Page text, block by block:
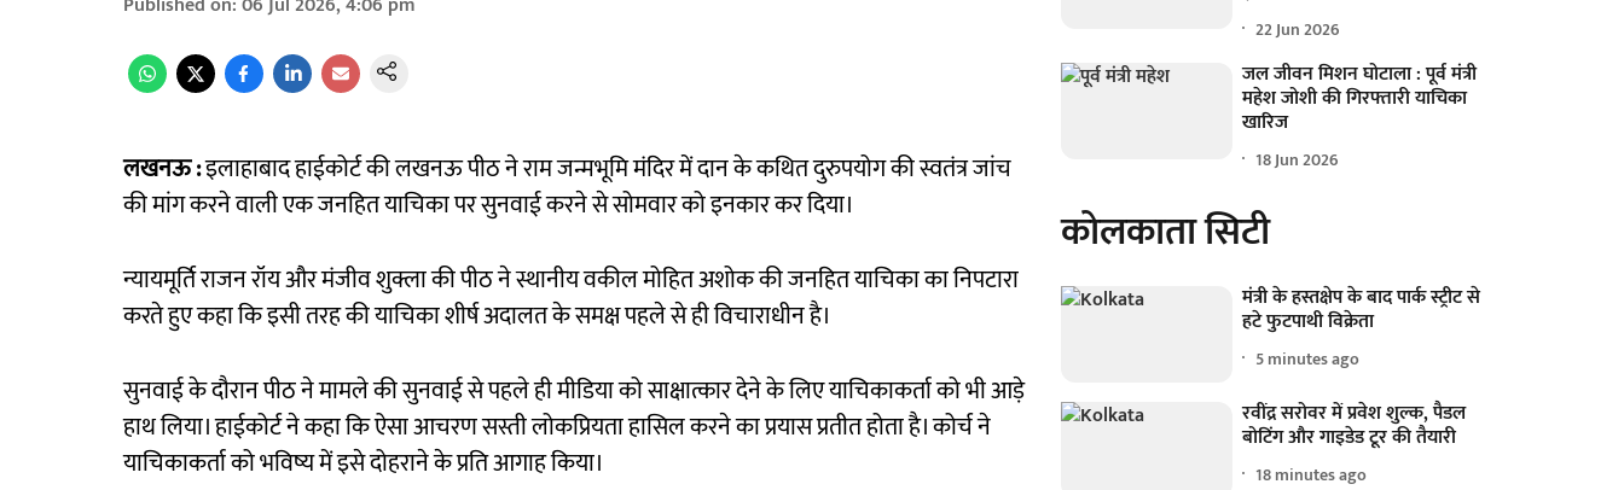
लखनऊ :इलाहाबाद हाईकोर्ट की लखनऊ पीठ ने राम जन्मभूमि मंदिर में दान के कथित दुरुपयोग की स्वतंत्र जांच
की मांग करने वाली एक जनहित याचिका पर सुनवाई करने से सोमवार को इनकार कर दिया।
न्यायमूर्ति राजन रॉय और मंजीव शुक्ला की पीठ ने स्थानीय वकील मोहित अशोक की जनहित याचिका का निपटारा
करते हुए कहा कि इसी तरह की याचिका शीर्ष अदालत के समक्ष पहले से ही विचाराधीन है।
सुनवाई के दौरान पीठ ने मामले की सुनवाई से पहले ही मीडिया को साक्षात्कार देने के लिए याचिकाकर्ता को भी आड़े
हाथ लिया। हाईकोर्ट ने कहा कि ऐसा आचरण सस्ती लोकप्रियता हासिल करने का प्रयास प्रतीत होता है। कोर्च ने
याचिकाकर्ता को भविष्य में इसे दोहराने के प्रति आगाह किया।
22 Jun 2026
जल जीवन मिशन घोटाला : पूर्व मंत्री
महेश जोशी की गिरफ्तारी याचिका
खारिज
18 Jun 2026
कोलकाता सिटी
मंत्री के हस्तक्षेप के बाद पार्क स्ट्रीट से
हटे फुटपाथी विक्रेता
5 minutes ago
रवींद्र सरोवर में प्रवेश शुल्क, पैडल
बोटिंग और गाइडेड टूर की तैयारी
18 minutes ago